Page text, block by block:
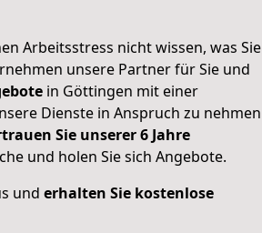
Arbeitsstress nicht wissen, was Sie
unsere Partner für Sie und
in Göttingen mit einer
Dienste in Anspruch zu nehmen
Sie unserer 6 Jahre
und holen Sie sich Angebote.
und erhalten Sie kostenlose